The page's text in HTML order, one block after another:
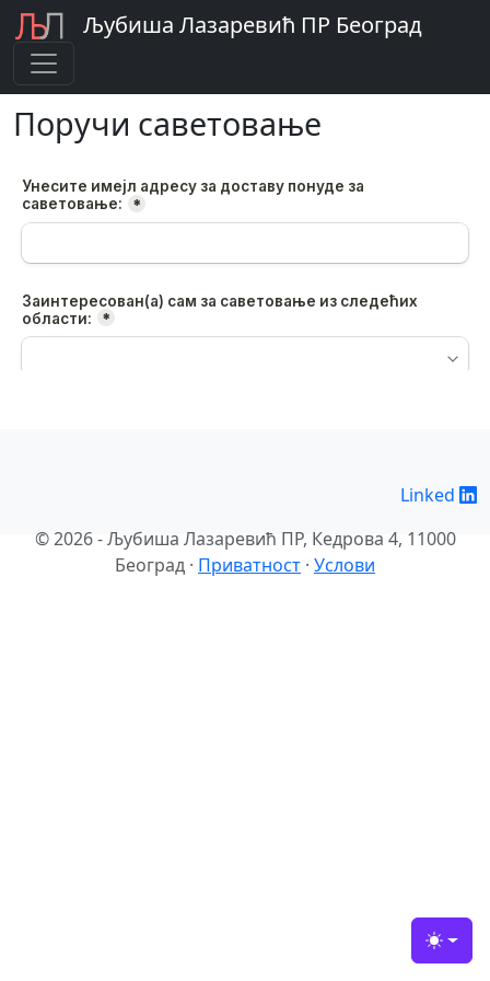
Љубиша Лазаревић ПР Београд
Поручи саветовање
Linked
© 2026 - Љубиша Лазаревић ПР, Кедрова 4, 11000
Београд · Приватност · Услови